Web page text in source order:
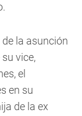
la asunción
vice,
el
en su
de la ex